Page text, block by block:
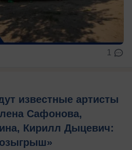
1
известные артисты
Сафонова,
Кирилл Дыцевич: